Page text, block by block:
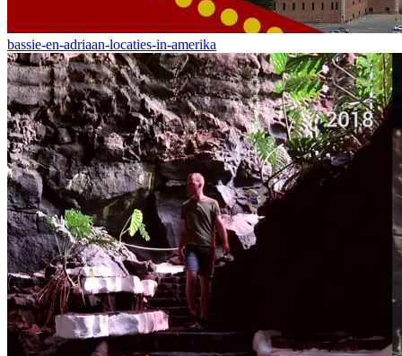
bassie-en-adriaan-locaties-in-amerika